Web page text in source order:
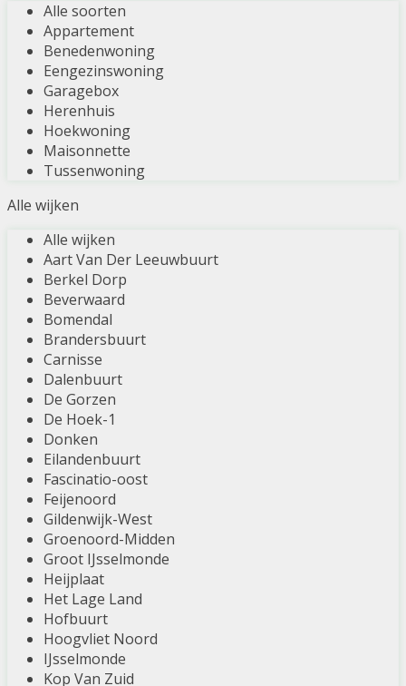
Alle soorten
Appartement
Benedenwoning
Eengezinswoning
Garagebox
Herenhuis
Hoekwoning
Maisonnette
Tussenwoning
Alle wijken
Alle wijken
Aart Van Der Leeuwbuurt
Berkel Dorp
Beverwaard
Bomendal
Brandersbuurt
Carnisse
Dalenbuurt
De Gorzen
De Hoek-1
Donken
Eilandenbuurt
Fascinatio-oost
Feijenoord
Gildenwijk-West
Groenoord-Midden
Groot IJsselmonde
Heijplaat
Het Lage Land
Hofbuurt
Hoogvliet Noord
IJsselmonde
Kop Van Zuid